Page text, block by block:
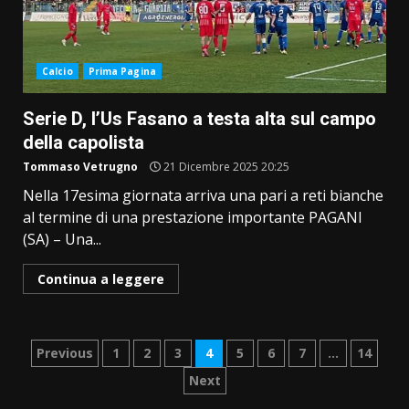
Calcio Prima Pagina
Serie D, l’Us Fasano a testa alta sul campo
della capolista
Tommaso Vetrugno 21 Dicembre 2025 20:25
Nella 17esima giornata arriva una pari a reti bianche
al termine di una prestazione importante PAGANI
(SA) – Una...
Continua a leggere
Paginazione
Previous 1 2 3 4 5 6 7 …
14
Next